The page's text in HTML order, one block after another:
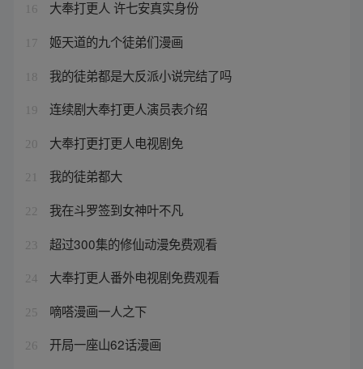
16 大奉打更人 许七安真实身份
17 姬天道的九个徒弟们漫画
18 我的徒弟都是大反派小说完结了吗
19 连续剧大奉打更人演员表介绍
20 大奉打更打更人电视剧免
21 我的徒弟都大
22 我在斗罗签到女神叶不凡
23 超过300集的修仙动漫免费观看
24 大奉打更人番外电视剧免费观看
25 嘀嗒漫画一人之下
26
开局一座山62话漫画